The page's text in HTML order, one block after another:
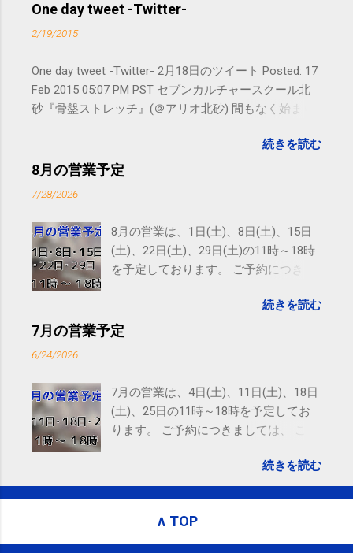
One day tweet -Twitter-
2/19/2015
One day tweet -Twitter- 2月18日のツイート Posted: 17
Feb 2015 05:07 PM PST セブンカルチャースクール北
砂『骨盤ストレッチ』(＠アリオ北砂) 間もなく始まり
subscribed to email updates from サクマフィジカルコ
ンディショニング(@SPCstyle) - Twilog To stop
Email delivery powered by Google Google Inc., 1600
Amphitheatre Parkway, Mountain View, CA 94043,
United States
続きを読む
8月の営業予定
7/28/2026
8月の営業は、1日(土)、8日(土)、15日
(土)、22日(土)、29日(土)の11時～18時
を予定しております。 ご予約につきま
す。 電話に出られないことがあります
ので、ご予約、お問い合わせは
続きを読む
7月の営業予定
6/24/2026
7月の営業は、4日(土)、11日(土)、18日
(土)、25日の11時～18時を予定してお
ります。 ご予約につきましては、 こち
れないことがありますので、ご予約、
お問い合わせはSMS（ショートメッセ
続きを読む
∧ TOP